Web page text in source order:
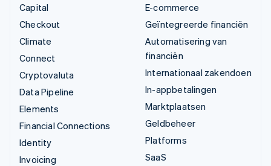
Capital
Checkout
Climate
Connect
Cryptovaluta
Data Pipeline
Elements
Financial Connections
Identity
Invoicing
E-commerce
Geïntegreerde financiën
Automatisering van
financiën
Internationaal zakendoen
In-appbetalingen
Marktplaatsen
Geldbeheer
Platforms
SaaS